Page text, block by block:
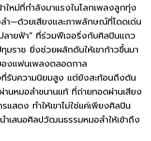
ใหม่ที่กำลังมาแรงในโลกเพลงลูกทุ่ง
ำ—ด้วยเสียงและภาพลักษณ์ที่โดดเด่น
ลายฟ้า” ที่ร่วมฟีเจอริ่งกับศิลปินแถว
มราช ยิ่งช่วยผลักดันให้เขาก้าวขึ้นมา
องแฟนเพลงตลอดกาล
รับความนิยมสูง แต่ยังสะท้อนถึงต้น
านหมอลำขนานแท้ ที่ถ่ายทอดผ่านเสียง
รแสดง ทำให้เขาไม่ใช่แค่เพียงศิลปิน
ำเสนอศิลปวัฒนธรรมหมอลำให้เข้าถึง